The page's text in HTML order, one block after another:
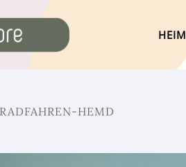
HEIM
HEMD